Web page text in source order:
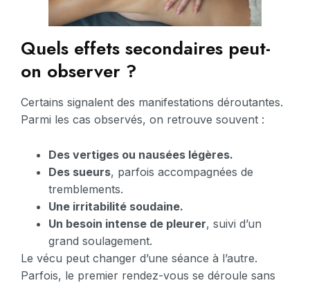
Quels effets secondaires peut-
on observer ?
Certains signalent des manifestations déroutantes.
Parmi les cas observés, on retrouve souvent :
Des vertiges ou nausées légères.
Des sueurs, parfois accompagnées de
tremblements.
Une irritabilité soudaine.
Un besoin intense de pleurer, suivi d’un
grand soulagement.
Le vécu peut changer d’une séance à l’autre.
Parfois, le premier rendez-vous se déroule sans